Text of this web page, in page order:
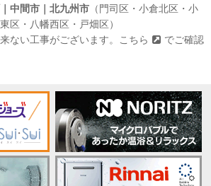
中間市｜北九州市 （門司区・小倉北区・小
区・八幡西区・戸畑区）
ない工事がございます。
こちら
でご確認